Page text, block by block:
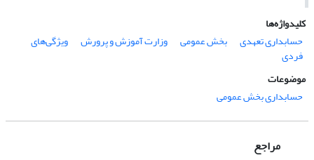
کلیدواژه‌ها
حسابداری تعهدی
بخش عمومی وزارت آموزش و پرورش ویژگی‌های
فردی
موضوعات
حسابداری بخش عمومی
مراجع